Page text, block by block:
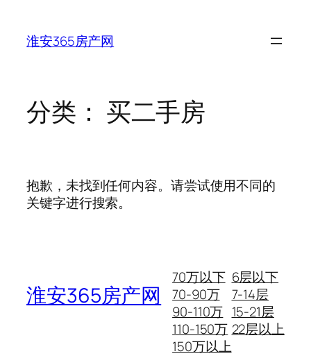
淮安365房产网
分类： 买二手房
抱歉，未找到任何内容。请尝试使用不同的
关键字进行搜索。
淮安365房产网
70万以下
70-90万
90-110万
110-150万
150万以上
6层以下
7-14层
15-21层
22层以上